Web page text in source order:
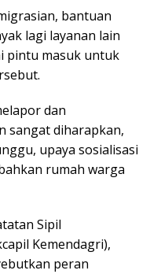
bantuan
lagi layanan lain
pintu masuk untuk
dan
sangat diharapkan,
upaya sosialisasi
rumah warga
Sipil
Kemendagri),
peran